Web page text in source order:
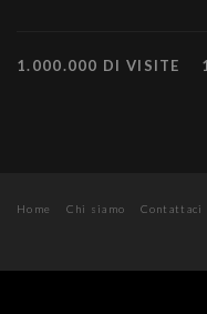
1.000.000 DI VISITE
Home Chi siamo Contattaci